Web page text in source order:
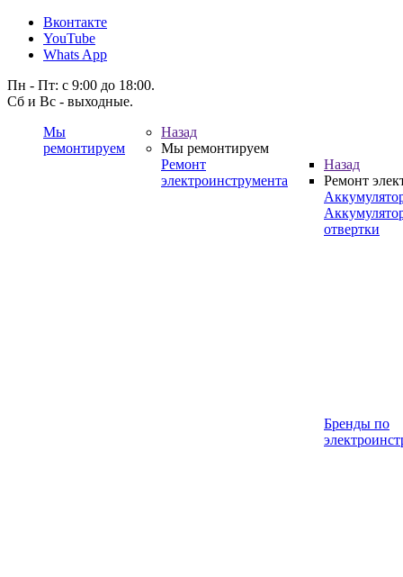
Вконтакте
YouTube
Whats App
Пн - Пт: с 9:00 до 18:00.
Сб и Вс - выходные.
Мы
ремонтируем
Назад
Мы ремонтируем
Ремонт
электроинструмента
Назад
Ремонт
отвертки
Бренды по